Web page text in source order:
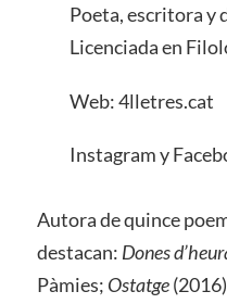
Poeta, escritora y
Licenciada en
Web: 4lletres.cat
Instagram y
Autora de quince
destacan: Dones
Pàmies; Ostatge